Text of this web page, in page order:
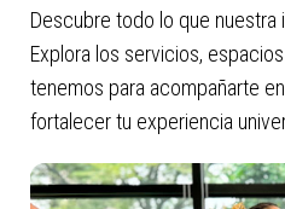
Descubre todo lo que nuestra
Explora los servicios,
tenemos para acompañarte
fortalecer tu experiencia